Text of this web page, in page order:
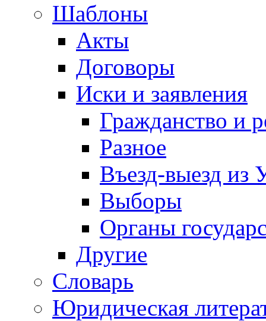
Шаблоны
Акты
Договоры
Иски и заявления
Гражданство и
Разное
Въезд-выезд из
Выборы
Органы
Другие
Словарь
Юридическая